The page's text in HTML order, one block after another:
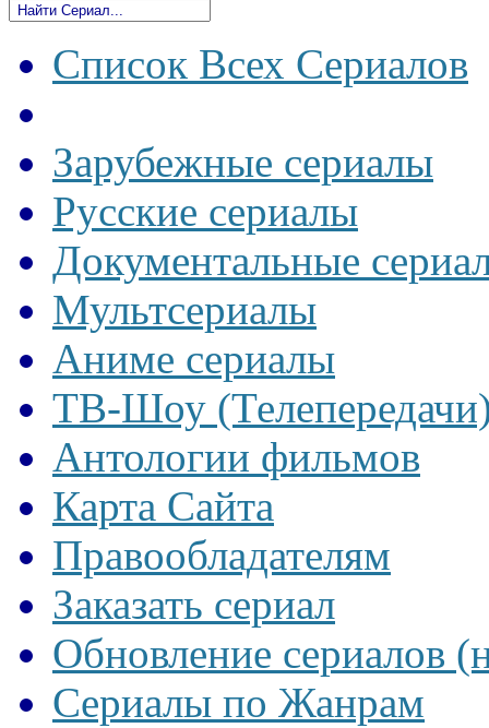
Список Всех Сериалов
Зарубежные сериалы
Русские сериалы
Документальные
Мультсериалы
Аниме сериалы
ТВ-Шоу
Антологии фильмов
Карта Сайта
Правообладателям
Заказать сериал
Обновление сериалов
Сериалы по Жанрам